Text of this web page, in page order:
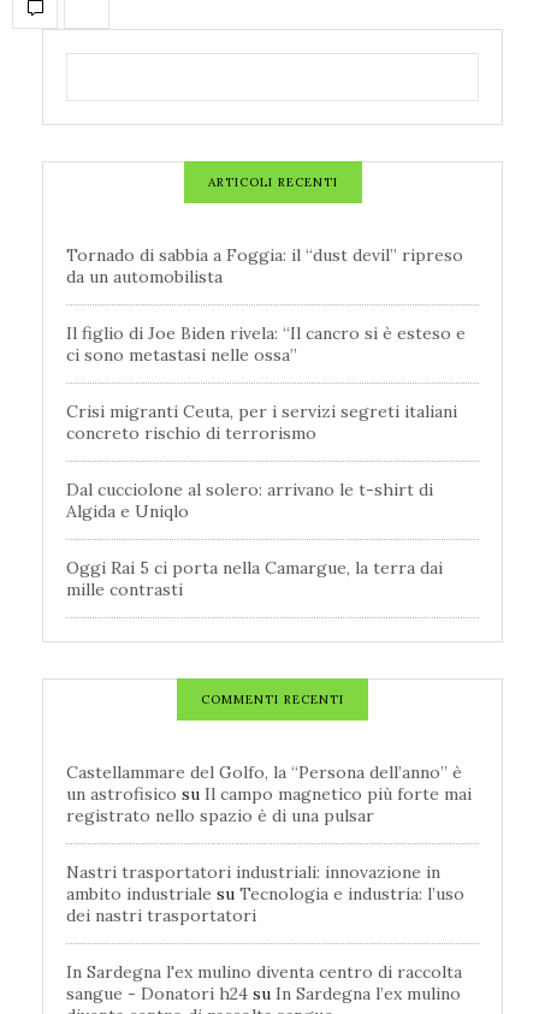
ARTICOLI RECENTI
Tornado di sabbia a Foggia: il “dust devil” ripreso
da un automobilista
Il figlio di Joe Biden rivela: “Il cancro si è esteso e
ci sono metastasi nelle ossa”
Crisi migranti Ceuta, per i servizi segreti italiani
concreto rischio di terrorismo
Dal cucciolone al solero: arrivano le t-shirt di
Algida e Uniqlo
Oggi Rai 5 ci porta nella Camargue, la terra dai
mille contrasti
COMMENTI RECENTI
Castellammare del Golfo, la “Persona dell’anno” è
un astrofisico su Il campo magnetico più forte mai
registrato nello spazio è di una pulsar
Nastri trasportatori industriali: innovazione in
ambito industriale su Tecnologia e industria: l’uso
dei nastri trasportatori
In Sardegna l'ex mulino diventa centro di raccolta
sangue - Donatori h24 su In Sardegna l’ex mulino